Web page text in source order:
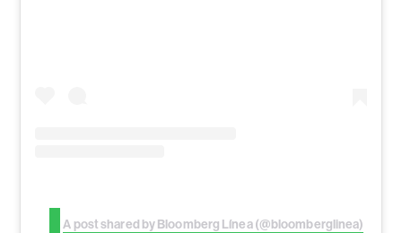
A post shared by Bloomberg Línea (@bloomberglinea)